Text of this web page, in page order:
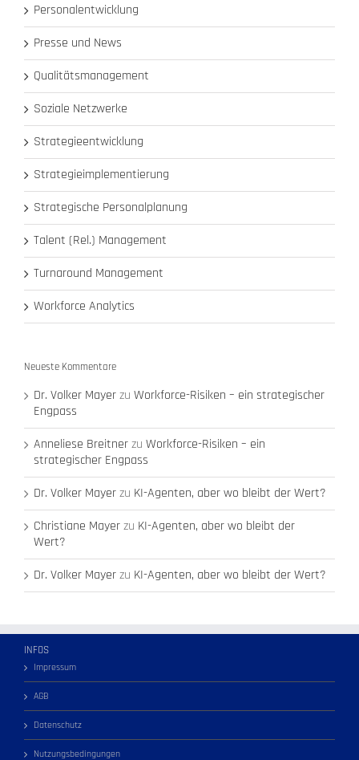
Personalentwicklung
Presse und News
Qualitätsmanagement
Soziale Netzwerke
Strategieentwicklung
Strategieimplementierung
Strategische Personalplanung
Talent (Rel.) Management
Turnaround Management
Workforce Analytics
Neueste Kommentare
Dr. Volker Mayerzu Workforce-Risiken – ein strategischer
Engpass
Anneliese Breitnerzu Workforce-Risiken – ein
strategischer Engpass
Dr. Volker Mayerzu KI-Agenten, aber wo bleibt der Wert?
Christiane Mayerzu KI-Agenten, aber wo bleibt der
Wert?
Dr. Volker Mayerzu KI-Agenten, aber wo bleibt der Wert?
INFOS
Impressum
AGB
Datenschutz
Nutzungsbedingungen